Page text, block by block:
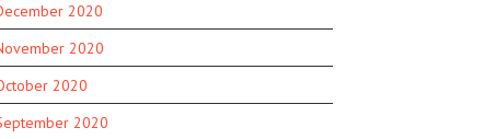
2020
2020
2020
2020